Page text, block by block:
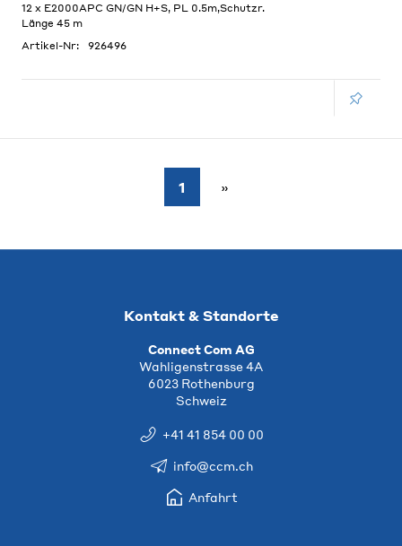
12 x E2000APC GN/GN H+S, PL 0.5m,Schutzr.
Länge 45 m
Artikel-Nr:
926496
1
Kontakt & Standorte
Connect Com AG
Wahligenstrasse 4A
6023 Rothenburg
Schweiz
+41 41 854 00 00
info@ccm.ch
Anfahrt